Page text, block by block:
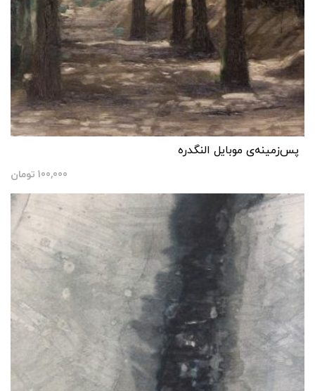
پس‌زمینه‌ی موبایل النگدره
100,000 تومان